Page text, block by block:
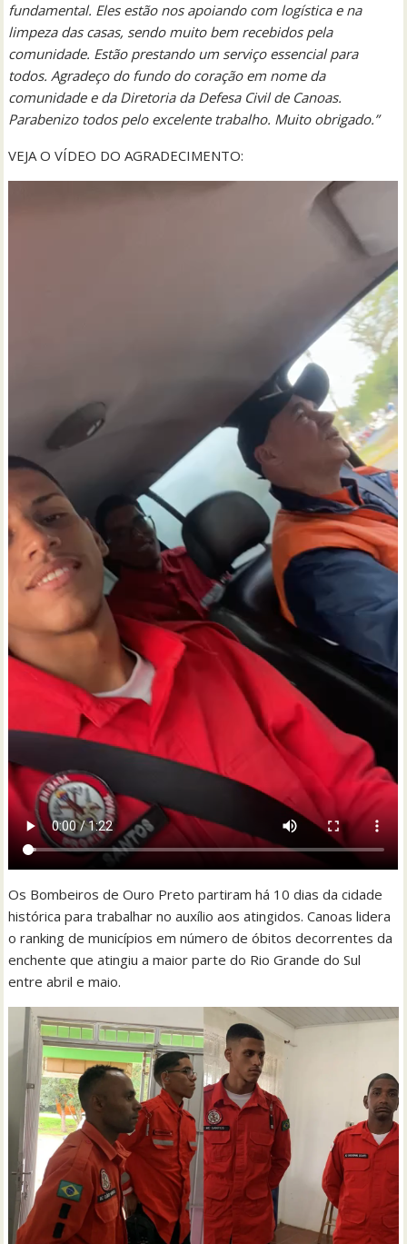
fundamental. Eles estão nos apoiando com logística e na
limpeza das casas, sendo muito bem recebidos pela
comunidade. Estão prestando um serviço essencial para
todos. Agradeço do fundo do coração em nome da
comunidade e da Diretoria da Defesa Civil de Canoas.
Parabenizo todos pelo excelente trabalho. Muito obrigado.”
VEJA O VÍDEO DO AGRADECIMENTO:
Os Bombeiros de Ouro Preto partiram há 10 dias da cidade
histórica para trabalhar no auxílio aos atingidos. Canoas lidera
o ranking de municípios em número de óbitos decorrentes da
enchente que atingiu a maior parte do Rio Grande do Sul
entre abril e maio.